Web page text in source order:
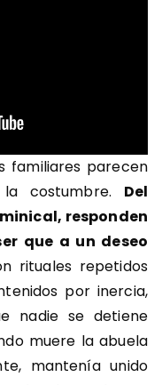
familiares parecen
costumbre. Del
responden
que a un deseo
rituales repetidos
por inercia,
nadie se detiene
muere la abuela
mantenía unido